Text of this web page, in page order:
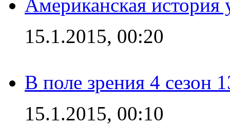
Американская история
15.1.2015, 00:20
В поле зрения 4 сезон
15.1.2015, 00:10